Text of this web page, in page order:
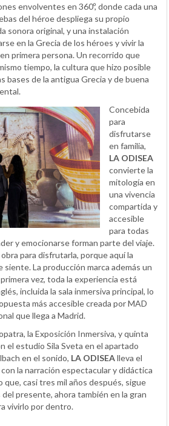
envolventes en 360º, donde cada una
del héroe despliega su propio
sonora original, y una instalación
en la Grecia de los héroes y vivir la
primera persona. Un recorrido que
tiempo, la cultura que hizo posible
bases de la antigua Grecia y de buena
Concebida
para
disfrutarse
en familia,
LA ODISEA
convierte la
mitología en
una vivencia
compartida y
accesible
para todas
y emocionarse forman parte del viaje.
para disfrutarla, porque aquí la
La producción marca además un
vez, toda la experiencia está
incluida la sala inmersiva principal, lo
más accesible creada por MAD
que llega a Madrid.
la Exposición Inmersiva, y quinta
el estudio Sila Sveta en el apartado
en el sonido, LA ODISEAlleva el
la narración espectacular y didáctica
que, casi tres mil años después, sigue
presente, ahora también en la gran
vivirlo por dentro.